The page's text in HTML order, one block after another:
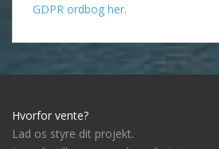
GDPR ordbog her.
Hvorfor vente?
Lad os styre dit projekt.